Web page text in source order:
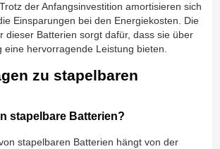
der Anfangsinvestition amortisieren sich
Einsparungen bei den Energiekosten. Die
dieser Batterien sorgt dafür, dass sie über
eine hervorragende Leistung bieten.
zu stapelbaren
stapelbare Batterien?
stapelbaren Batterien hängt von der